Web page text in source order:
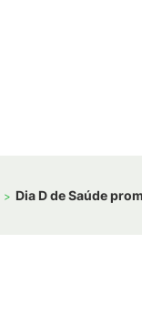
Dia D de Saúde